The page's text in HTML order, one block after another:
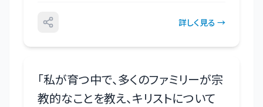
詳しく見る →
「私が育つ中で、多くのファミリーが宗
教的なことを教え、キリストについて